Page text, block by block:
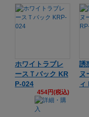
ホワイトラブレ
ースＴバック KR
P-024
454円(税込)
誘
ヌ
ィ